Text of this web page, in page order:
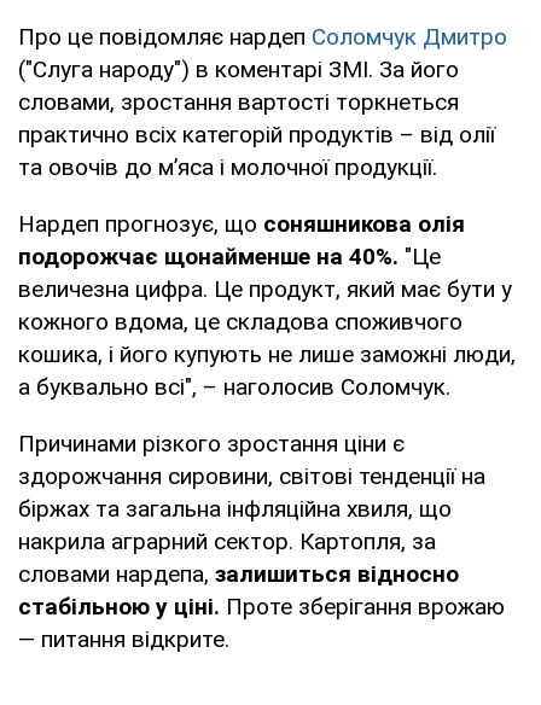
Про це повідомляє нардеп Соломчук Дмитро
("Слуга народу") в коментарі ЗМІ. За його
словами, зростання вартості торкнеться
практично всіх категорій продуктів – від олії
та овочів до м’яса і молочної продукції.
Нардеп прогнозує, що соняшникова олія
подорожчає щонайменше на 40%. "Це
величезна цифра. Це продукт, який має бути у
кожного вдома, це складова споживчого
кошика, і його купують не лише заможні люди,
а буквально всі", – наголосив Соломчук.
Причинами різкого зростання ціни є
здорожчання сировини, світові тенденції на
біржах та загальна інфляційна хвиля, що
накрила аграрний сектор. Картопля, за
словами нардепа, залишиться відносно
стабільною у ціні. Проте зберігання врожаю
— питання відкрите.